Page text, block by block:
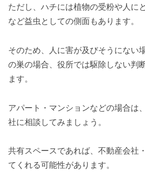
ただし、ハチには植物の受粉や人に
など益虫としての側面もあります。
そのため、人に害が及びそうにない
の巣の場合、役所では駆除しない判
ます。
アパート・マンションなどの場合は
社に相談してみましょう。
共有スペースであれば、不動産会社
てくれる可能性があります。